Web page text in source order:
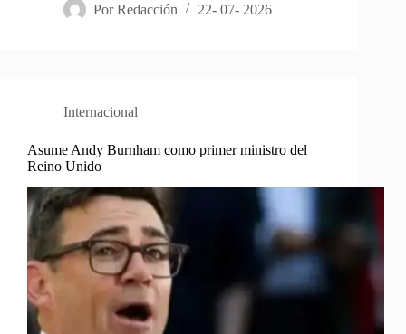
Por Redacción 22- 07- 2026
Internacional
Asume Andy Burnham como primer ministro del
Reino Unido